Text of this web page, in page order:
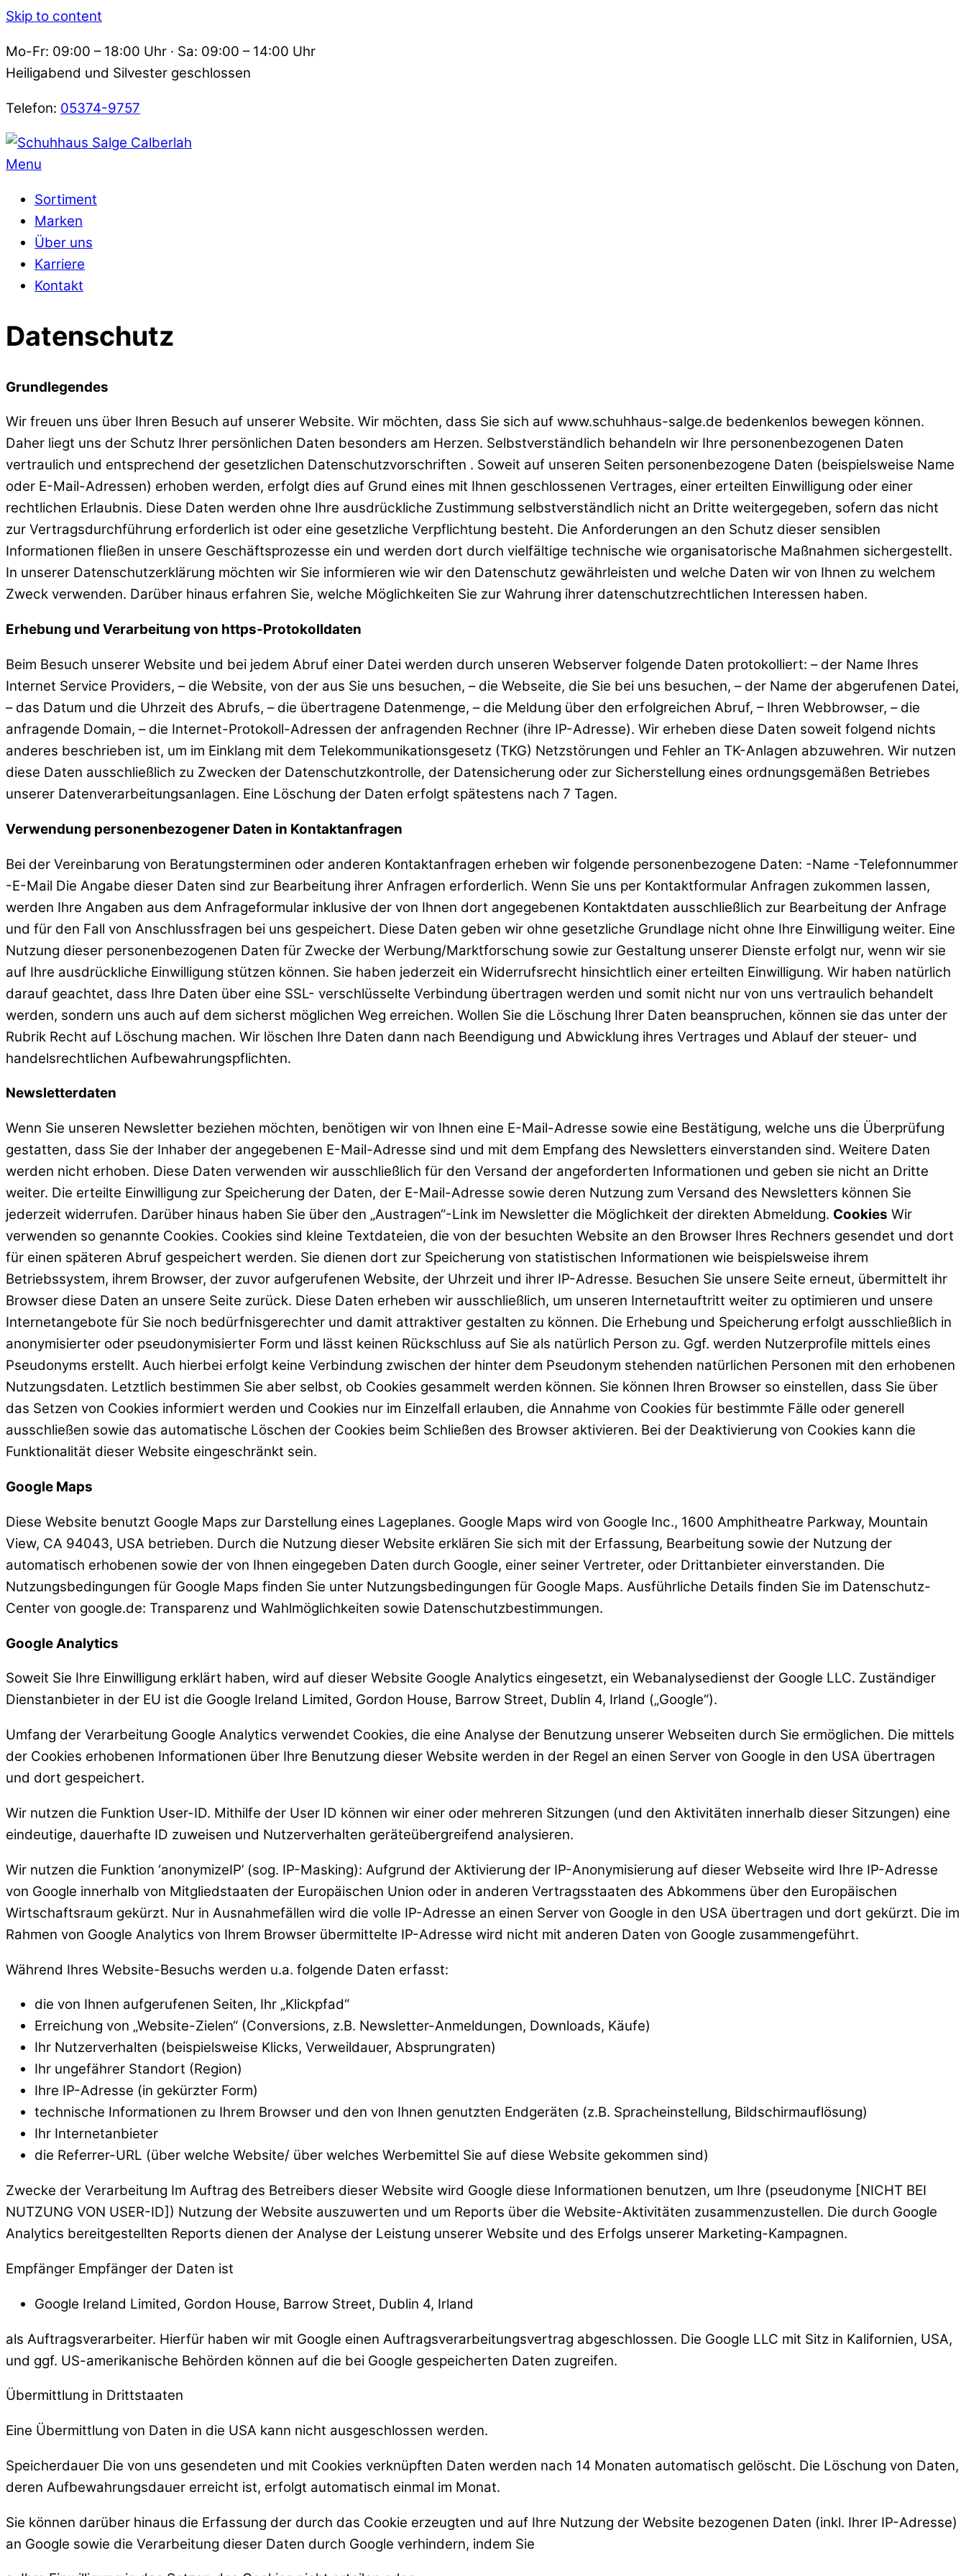
Skip to content
Mo-Fr: 09:00 – 18:00 Uhr · Sa: 09:00 – 14:00 Uhr
Heiligabend und Silvester geschlossen
Telefon: 05374-9757
Menu
Sortiment
Marken
Über uns
Karriere
Kontakt
Datenschutz
Grundlegendes
Wir freuen uns über Ihren Besuch auf unserer Website. Wir möchten, dass Sie sich auf www.schuhhaus-salge.de bedenkenlos bewegen können.
Daher liegt uns der Schutz Ihrer persönlichen Daten besonders am Herzen. Selbstverständlich behandeln wir Ihre personenbezogenen Daten
vertraulich und entsprechend der gesetzlichen Datenschutzvorschriften . Soweit auf unseren Seiten personenbezogene Daten (beispielsweise Name
oder E-Mail-Adressen) erhoben werden, erfolgt dies auf Grund eines mit Ihnen geschlossenen Vertrages, einer erteilten Einwilligung oder einer
rechtlichen Erlaubnis. Diese Daten werden ohne Ihre ausdrückliche Zustimmung selbstverständlich nicht an Dritte weitergegeben, sofern das nicht
zur Vertragsdurchführung erforderlich ist oder eine gesetzliche Verpflichtung besteht. Die Anforderungen an den Schutz dieser sensiblen
Informationen fließen in unsere Geschäftsprozesse ein und werden dort durch vielfältige technische wie organisatorische Maßnahmen sichergestellt.
In unserer Datenschutzerklärung möchten wir Sie informieren wie wir den Datenschutz gewährleisten und welche Daten wir von Ihnen zu welchem
Zweck verwenden. Darüber hinaus erfahren Sie, welche Möglichkeiten Sie zur Wahrung ihrer datenschutzrechtlichen Interessen haben.
Erhebung und Verarbeitung von https-Protokolldaten
Beim Besuch unserer Website und bei jedem Abruf einer Datei werden durch unseren Webserver folgende Daten protokolliert: – der Name Ihres
Internet Service Providers, – die Website, von der aus Sie uns besuchen, – die Webseite, die Sie bei uns besuchen, – der Name der abgerufenen Datei,
– das Datum und die Uhrzeit des Abrufs, – die übertragene Datenmenge, – die Meldung über den erfolgreichen Abruf, – Ihren Webbrowser, – die
anfragende Domain, – die Internet-Protokoll-Adressen der anfragenden Rechner (ihre IP-Adresse). Wir erheben diese Daten soweit folgend nichts
anderes beschrieben ist, um im Einklang mit dem Telekommunikationsgesetz (TKG) Netzstörungen und Fehler an TK-Anlagen abzuwehren. Wir nutzen
diese Daten ausschließlich zu Zwecken der Datenschutzkontrolle, der Datensicherung oder zur Sicherstellung eines ordnungsgemäßen Betriebes
unserer Datenverarbeitungsanlagen. Eine Löschung der Daten erfolgt spätestens nach 7 Tagen.
Verwendung personenbezogener Daten in Kontaktanfragen
Bei der Vereinbarung von Beratungsterminen oder anderen Kontaktanfragen erheben wir folgende personenbezogene Daten: -Name -Telefonnummer
-E-Mail Die Angabe dieser Daten sind zur Bearbeitung ihrer Anfragen erforderlich. Wenn Sie uns per Kontaktformular Anfragen zukommen lassen,
werden Ihre Angaben aus dem Anfrageformular inklusive der von Ihnen dort angegebenen Kontaktdaten ausschließlich zur Bearbeitung der Anfrage
und für den Fall von Anschlussfragen bei uns gespeichert. Diese Daten geben wir ohne gesetzliche Grundlage nicht ohne Ihre Einwilligung weiter. Eine
Nutzung dieser personenbezogenen Daten für Zwecke der Werbung/Marktforschung sowie zur Gestaltung unserer Dienste erfolgt nur, wenn wir sie
auf Ihre ausdrückliche Einwilligung stützen können. Sie haben jederzeit ein Widerrufsrecht hinsichtlich einer erteilten Einwilligung. Wir haben natürlich
darauf geachtet, dass Ihre Daten über eine SSL- verschlüsselte Verbindung übertragen werden und somit nicht nur von uns vertraulich behandelt
werden, sondern uns auch auf dem sicherst möglichen Weg erreichen. Wollen Sie die Löschung Ihrer Daten beanspruchen, können sie das unter der
Rubrik Recht auf Löschung machen. Wir löschen Ihre Daten dann nach Beendigung und Abwicklung ihres Vertrages und Ablauf der steuer- und
handelsrechtlichen Aufbewahrungspflichten.
Newsletterdaten
Wenn Sie unseren Newsletter beziehen möchten, benötigen wir von Ihnen eine E-Mail-Adresse sowie eine Bestätigung, welche uns die Überprüfung
gestatten, dass Sie der Inhaber der angegebenen E-Mail-Adresse sind und mit dem Empfang des Newsletters einverstanden sind. Weitere Daten
werden nicht erhoben. Diese Daten verwenden wir ausschließlich für den Versand der angeforderten Informationen und geben sie nicht an Dritte
weiter. Die erteilte Einwilligung zur Speicherung der Daten, der E-Mail-Adresse sowie deren Nutzung zum Versand des Newsletters können Sie
jederzeit widerrufen. Darüber hinaus haben Sie über den „Austragen“-Link im Newsletter die Möglichkeit der direkten Abmeldung. Cookies Wir
verwenden so genannte Cookies. Cookies sind kleine Textdateien, die von der besuchten Website an den Browser Ihres Rechners gesendet und dort
für einen späteren Abruf gespeichert werden. Sie dienen dort zur Speicherung von statistischen Informationen wie beispielsweise ihrem
Betriebssystem, ihrem Browser, der zuvor aufgerufenen Website, der Uhrzeit und ihrer IP-Adresse. Besuchen Sie unsere Seite erneut, übermittelt ihr
Browser diese Daten an unsere Seite zurück. Diese Daten erheben wir ausschließlich, um unseren Internetauftritt weiter zu optimieren und unsere
Internetangebote für Sie noch bedürfnisgerechter und damit attraktiver gestalten zu können. Die Erhebung und Speicherung erfolgt ausschließlich in
anonymisierter oder pseudonymisierter Form und lässt keinen Rückschluss auf Sie als natürlich Person zu. Ggf. werden Nutzerprofile mittels eines
Pseudonyms erstellt. Auch hierbei erfolgt keine Verbindung zwischen der hinter dem Pseudonym stehenden natürlichen Personen mit den erhobenen
Nutzungsdaten. Letztlich bestimmen Sie aber selbst, ob Cookies gesammelt werden können. Sie können Ihren Browser so einstellen, dass Sie über
das Setzen von Cookies informiert werden und Cookies nur im Einzelfall erlauben, die Annahme von Cookies für bestimmte Fälle oder generell
ausschließen sowie das automatische Löschen der Cookies beim Schließen des Browser aktivieren. Bei der Deaktivierung von Cookies kann die
Funktionalität dieser Website eingeschränkt sein.
Google Maps
Diese Website benutzt Google Maps zur Darstellung eines Lageplanes. Google Maps wird von Google Inc., 1600 Amphitheatre Parkway, Mountain
View, CA 94043, USA betrieben. Durch die Nutzung dieser Website erklären Sie sich mit der Erfassung, Bearbeitung sowie der Nutzung der
automatisch erhobenen sowie der von Ihnen eingegeben Daten durch Google, einer seiner Vertreter, oder Drittanbieter einverstanden. Die
Nutzungsbedingungen für Google Maps finden Sie unter Nutzungsbedingungen für Google Maps. Ausführliche Details finden Sie im Datenschutz-
Center von google.de: Transparenz und Wahlmöglichkeiten sowie Datenschutzbestimmungen.
Google Analytics
Soweit Sie Ihre Einwilligung erklärt haben, wird auf dieser Website Google Analytics eingesetzt, ein Webanalysedienst der Google LLC. Zuständiger
Dienstanbieter in der EU ist die Google Ireland Limited, Gordon House, Barrow Street, Dublin 4, Irland („Google“).
Umfang der Verarbeitung Google Analytics verwendet Cookies, die eine Analyse der Benutzung unserer Webseiten durch Sie ermöglichen. Die mittels
der Cookies erhobenen Informationen über Ihre Benutzung dieser Website werden in der Regel an einen Server von Google in den USA übertragen
und dort gespeichert.
Wir nutzen die Funktion User-ID. Mithilfe der User ID können wir einer oder mehreren Sitzungen (und den Aktivitäten innerhalb dieser Sitzungen) eine
eindeutige, dauerhafte ID zuweisen und Nutzerverhalten geräteübergreifend analysieren.
Wir nutzen die Funktion ‘anonymizeIP’ (sog. IP-Masking): Aufgrund der Aktivierung der IP-Anonymisierung auf dieser Webseite wird Ihre IP-Adresse
von Google innerhalb von Mitgliedstaaten der Europäischen Union oder in anderen Vertragsstaaten des Abkommens über den Europäischen
Wirtschaftsraum gekürzt. Nur in Ausnahmefällen wird die volle IP-Adresse an einen Server von Google in den USA übertragen und dort gekürzt. Die im
Rahmen von Google Analytics von Ihrem Browser übermittelte IP-Adresse wird nicht mit anderen Daten von Google zusammengeführt.
Während Ihres Website-Besuchs werden u.a. folgende Daten erfasst:
die von Ihnen aufgerufenen Seiten, Ihr „Klickpfad“
Erreichung von „Website-Zielen“ (Conversions, z.B. Newsletter-Anmeldungen, Downloads, Käufe)
Ihr Nutzerverhalten (beispielsweise Klicks, Verweildauer, Absprungraten)
Ihr ungefährer Standort (Region)
Ihre IP-Adresse (in gekürzter Form)
technische Informationen zu Ihrem Browser und den von Ihnen genutzten Endgeräten (z.B. Spracheinstellung, Bildschirmauflösung)
Ihr Internetanbieter
die Referrer-URL (über welche Website/ über welches Werbemittel Sie auf diese Website gekommen sind)
Zwecke der Verarbeitung Im Auftrag des Betreibers dieser Website wird Google diese Informationen benutzen, um Ihre (pseudonyme [NICHT BEI
NUTZUNG VON USER-ID]) Nutzung der Website auszuwerten und um Reports über die Website-Aktivitäten zusammenzustellen. Die durch Google
Analytics bereitgestellten Reports dienen der Analyse der Leistung unserer Website und des Erfolgs unserer Marketing-Kampagnen.
Empfänger Empfänger der Daten ist
Google Ireland Limited, Gordon House, Barrow Street, Dublin 4, Irland
als Auftragsverarbeiter. Hierfür haben wir mit Google einen Auftragsverarbeitungsvertrag abgeschlossen. Die Google LLC mit Sitz in Kalifornien, USA,
und ggf. US-amerikanische Behörden können auf die bei Google gespeicherten Daten zugreifen.
Übermittlung in Drittstaaten
Eine Übermittlung von Daten in die USA kann nicht ausgeschlossen werden.
Speicherdauer Die von uns gesendeten und mit Cookies verknüpften Daten werden nach 14 Monaten automatisch gelöscht. Die Löschung von Daten,
deren Aufbewahrungsdauer erreicht ist, erfolgt automatisch einmal im Monat.
Sie können darüber hinaus die Erfassung der durch das Cookie erzeugten und auf Ihre Nutzung der Website bezogenen Daten (inkl. Ihrer IP-Adresse)
an Google sowie die Verarbeitung dieser Daten durch Google verhindern, indem Sie